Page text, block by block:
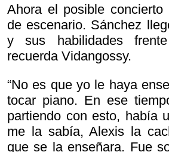
Ahora el posible concierto
de escenario. Sánchez
y sus habilidades
recuerda Vidangossy.
“No es que yo le haya
tocar piano. En ese
partiendo con esto, había
me la sabía, Alexis la
que se la enseñara. Fue